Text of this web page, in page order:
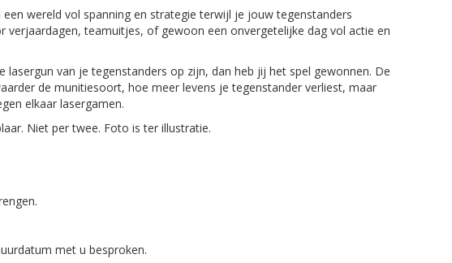
wereld vol spanning en strategie terwijl je jouw tegenstanders
teamuitjes, of gewoon een onvergetelijke dag vol actie en
lasergun van je tegenstanders op zijn, dan heb jij het spel gewonnen. De
de munitiesoort, hoe meer levens je tegenstander verliest, maar
elkaar lasergamen.
Niet per twee. Foto is ter illustratie.
met u besproken.